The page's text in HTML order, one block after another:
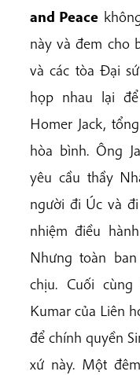
and Peace
này và đem cho
và các tòa Đại
họp nhau lại
Homer Jack,
hòa bình. Ông
yêu cầu thầy
người đi Úc và
nhiệm điều
Nhưng toàn
chịu. Cuối
Kumar của Liên
để chính quyền
xứ này. Một